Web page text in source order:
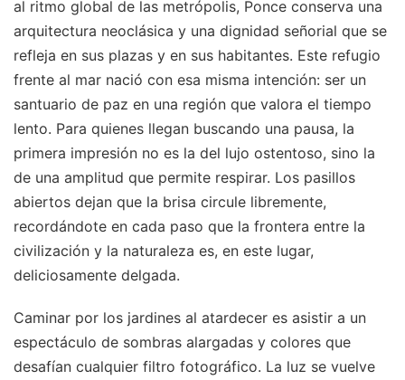
al ritmo global de las metrópolis, Ponce conserva una
arquitectura neoclásica y una dignidad señorial que se
refleja en sus plazas y en sus habitantes. Este refugio
frente al mar nació con esa misma intención: ser un
santuario de paz en una región que valora el tiempo
lento. Para quienes llegan buscando una pausa, la
primera impresión no es la del lujo ostentoso, sino la
de una amplitud que permite respirar. Los pasillos
abiertos dejan que la brisa circule libremente,
recordándote en cada paso que la frontera entre la
civilización y la naturaleza es, en este lugar,
deliciosamente delgada.
Caminar por los jardines al atardecer es asistir a un
espectáculo de sombras alargadas y colores que
desafían cualquier filtro fotográfico. La luz se vuelve